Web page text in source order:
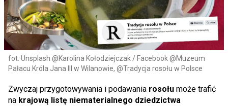
fot. Unsplash @Karolina Kołodziejczak / Facebook @Muzeum
Pałacu Króla Jana III w Wilanowie, @Tradycja rosołu w Polsce
Zwyczaj przygotowywania i podawania rosołu może trafić
na krajową listę niematerialnego dziedzictwa